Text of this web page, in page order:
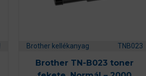
Brother kellékanyag TNB023
Brother TN-B023 toner